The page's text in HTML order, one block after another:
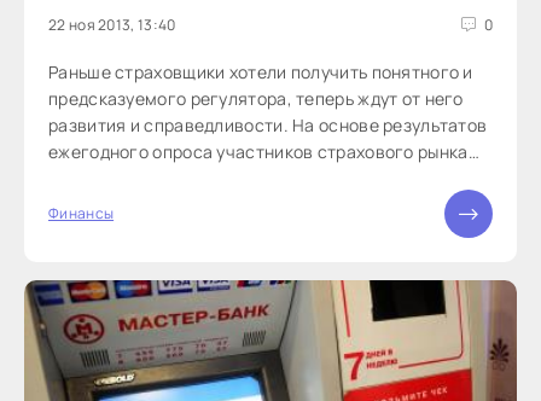
22 ноя 2013, 13:40 0
Раньше страховщики хотели получить понятного и
предсказуемого регулятора, теперь ждут от него
развития и справедливости. На основе результатов
ежегодного опроса участников страхового рынка
принципам надзора. «В прошлом году лидеры
Финансы